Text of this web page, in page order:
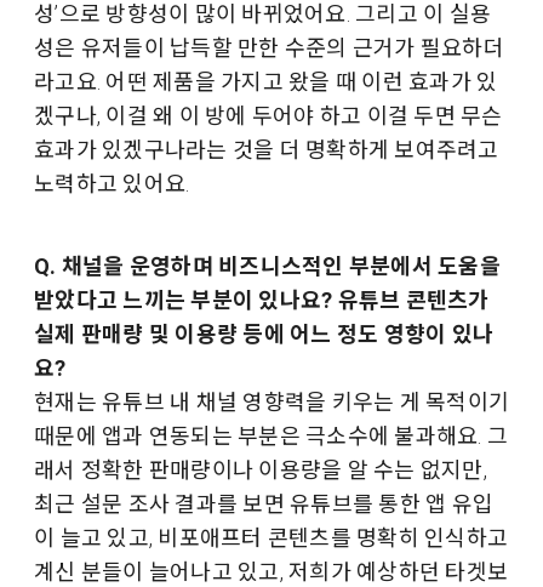
성’으로 방향성이 많이 바뀌었어요. 그리고 이 실용
성은 유저들이 납득할 만한 수준의 근거가 필요하더
라고요. 어떤 제품을 가지고 왔을 때 이런 효과가 있
겠구나, 이걸 왜 이 방에 두어야 하고 이걸 두면 무슨
효과가 있겠구나라는 것을 더 명확하게 보여주려고
노력하고 있어요.
Q. 채널을 운영하며 비즈니스적인 부분에서 도움을
받았다고 느끼는 부분이 있나요? 유튜브 콘텐츠가
실제 판매량 및 이용량 등에 어느 정도 영향이 있나
요?
현재는 유튜브 내 채널 영향력을 키우는 게 목적이기
때문에 앱과 연동되는 부분은 극소수에 불과해요. 그
래서 정확한 판매량이나 이용량을 알 수는 없지만,
최근 설문 조사 결과를 보면 유튜브를 통한 앱 유입
이 늘고 있고, 비포애프터 콘텐츠를 명확히 인식하고
계신 분들이 늘어나고 있고, 저희가 예상하던 타겟보